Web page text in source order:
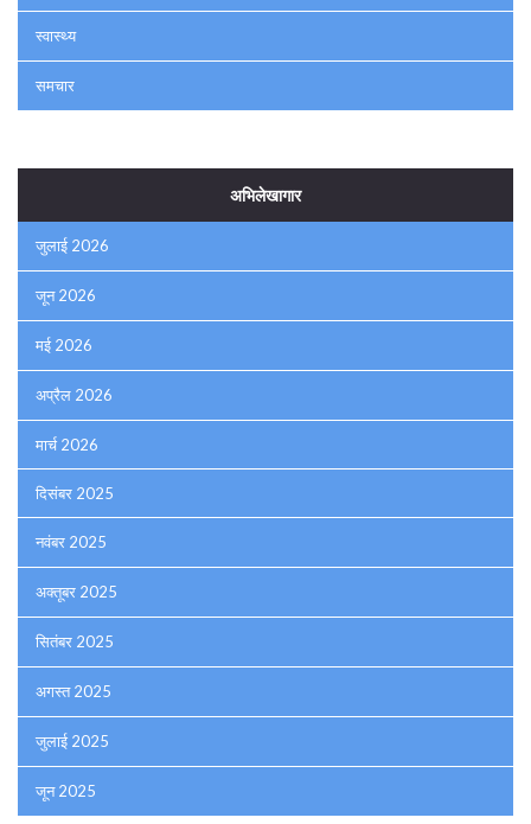
स्वास्थ्य
समचार
अभिलेखागार
जुलाई 2026
जून 2026
मई 2026
अप्रैल 2026
मार्च 2026
दिसंबर 2025
नवंबर 2025
अक्तूबर 2025
सितंबर 2025
अगस्त 2025
जुलाई 2025
जून 2025